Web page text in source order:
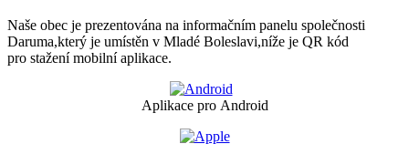
Naše obec je prezentována na informačním panelu společnosti
Daruma,který je umístěn v Mladé Boleslavi,níže je QR kód
pro stažení mobilní aplikace.
Aplikace pro Android